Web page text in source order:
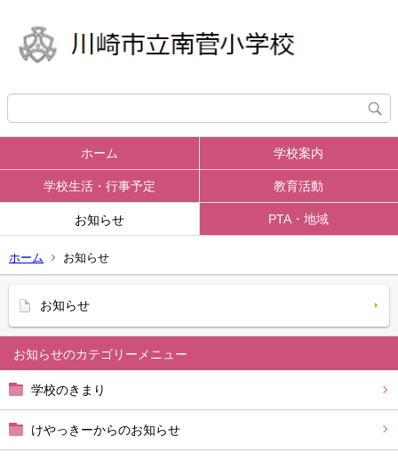
ホーム 学校案内
学校生活・行事予定 教育活動
お知らせ PTA・地域
ホーム お知らせ
お知らせ
学校のきまり
けやっきーからのお知らせ
お知らせ